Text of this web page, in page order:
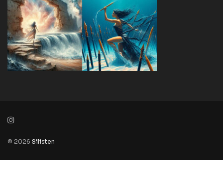
© 2026 Silisten